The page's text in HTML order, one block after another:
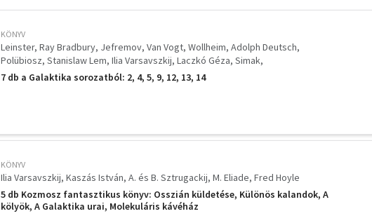
KÖNYV
Leinster Ray Bradbury Jefremov Van Vogt Wollheim Adolph Deutsch
Polübiosz Stanislaw Lem Ilia Varsavszkij Laczkó Géza Simak
Kernbach Victor
7 db a Galaktika sorozatból: 2, 4, 5, 9, 12, 13, 14
KÖNYV
Ilia Varsavszkij Kaszás István A. és B. Sztrugackij M. Eliade Fred Hoyle
5 db Kozmosz fantasztikus könyv: Osszián küldetése, Különös kalandok, A
kölyök, A Galaktika urai, Molekuláris kávéház